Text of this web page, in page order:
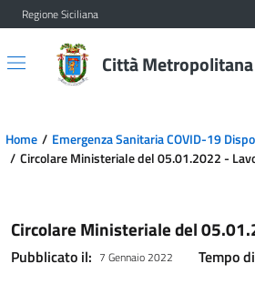
Vai al contenuto principale
Vai al menu principale
Regione Siciliana
Città
Home
Emergenza Sanitaria COVID-19
Circolare Ministeriale del 05.01.2022 -
Circolare Ministeriale del
Pubblicato il: 7 Gennaio 2022 Tempo